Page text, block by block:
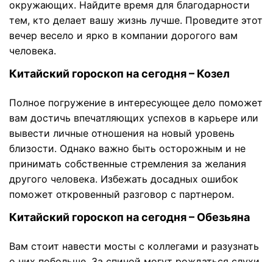
окружающих. Найдите время для благодарности
тем, кто делает вашу жизнь лучше. Проведите этот
вечер весело и ярко в компании дорогого вам
человека.
Китайский гороскоп на сегодня – Козел
Полное погружение в интересующее дело поможет
вам достичь впечатляющих успехов в карьере или
вывести личные отношения на новый уровень
близости. Однако важно быть осторожным и не
принимать собственные стремления за желания
другого человека. Избежать досадных ошибок
поможет откровенный разговор с партнером.
Китайский гороскоп на сегодня – Обезьяна
Вам стоит навести мосты с коллегами и разузнать